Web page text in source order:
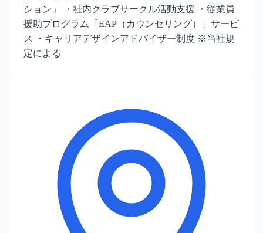
ション」 ・社内クラブサークル活動支援 ・従業員
援助プログラム「EAP（カウンセリング）」サービ
ス ・キャリアデザインアドバイザー制度 ※当社規
定による